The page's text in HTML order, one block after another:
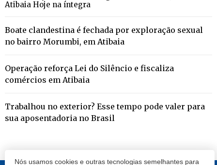
Nós usamos cookies e outras tecnologias semelhantes para
Atibaia Hoje na íntegra
Boate clandestina é fechada por exploração sexual
no bairro Morumbi, em Atibaia
Operação reforça Lei do Silêncio e fiscaliza
comércios em Atibaia
Trabalhou no exterior? Esse tempo pode valer para
sua aposentadoria no Brasil